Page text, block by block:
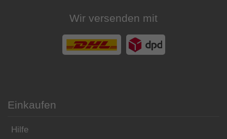
Wir versenden mit
Einkaufen
Hilfe